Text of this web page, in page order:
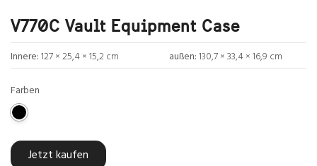
V770C Vault Equipment Case
Innere:127 × 25,4 × 15,2 cm außen:130,7 × 33,4 × 16,9 cm
Farben
Jetzt kaufen